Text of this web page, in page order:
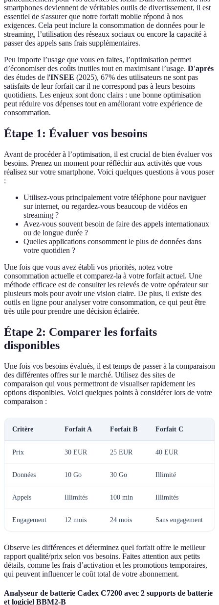
smartphones deviennent de véritables outils de divertissement, il est
essentiel de s'assurer que notre forfait mobile répond à nos
exigences. Cela peut inclure la consommation de données pour le
streaming, l’utilisation des réseaux sociaux ou encore la capacité à
passer des appels sans frais supplémentaires.
Peu importe l’usage que vous en faites, l’optimisation permet
d’économiser des coûts inutiles tout en maximisant l’usage. D'après
des études de l'INSEE (2025), 67% des utilisateurs ne sont pas
satisfaits de leur forfait car il ne correspond pas à leurs besoins
quotidiens. Les enjeux sont donc clairs : une bonne optimisation
peut réduire vos dépenses tout en améliorant votre expérience de
consommation.
Étape 1: Évaluer vos besoins
Avant de procéder à l’optimisation, il est crucial de bien évaluer vos
besoins. Prenez un moment pour réfléchir aux activités que vous
réalisez sur votre smartphone. Voici quelques questions à vous poser
:
Utilisez-vous principalement votre téléphone pour naviguer
sur internet, ou regardez-vous beaucoup de vidéos en
streaming ?
Avez-vous souvent besoin de faire des appels internationaux
ou de longue durée ?
Quelles applications consomment le plus de données dans
votre quotidien ?
Une fois que vous avez établi vos priorités, notez votre
consommation actuelle et comparez-la à votre forfait actuel. Une
méthode efficace est de consulter les relevés de votre opérateur sur
plusieurs mois pour avoir une vision claire. De plus, il existe des
outils en ligne pour analyser votre consommation, ce qui peut être
très utile pour prendre une décision éclairée.
Étape 2: Comparer les forfaits
disponibles
Une fois vos besoins évalués, il est temps de passer à la comparaison
des différentes offres sur le marché. Utilisez des sites de
comparaison qui vous permettront de visualiser rapidement les
options disponibles. Voici quelques points à considérer lors de votre
comparaison :
Critère Forfait A Forfait B Forfait C
Prix 30 EUR 25 EUR 40 EUR
Données 10 Go 30 Go Illimité
Appels Illimités 100 min Illimités
Engagement 12 mois 24 mois Sans engagement
Observe les différences et déterminez quel forfait offre le meilleur
rapport qualité/prix selon vos besoins. Faites attention aux petits
détails, comme les frais d’activation et les promotions temporaires,
qui peuvent influencer le coût total de votre abonnement.
Analyseur de batterie Cadex C7200 avec 2 supports de batterie
et logiciel BBM2-B